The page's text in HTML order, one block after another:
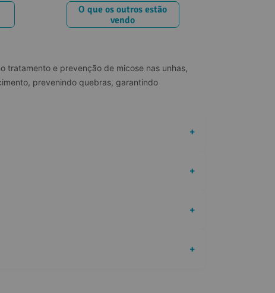
O que os outros estão
vendo
tratamento e prevenção de micose nas unhas,
prevenindo quebras, garantindo
+
+
+
+